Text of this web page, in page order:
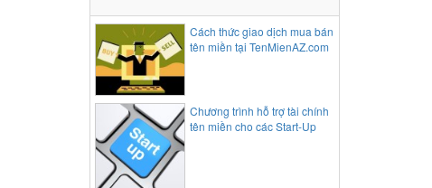
Cách thức giao dịch mua bán
tên miền tại TenMienAZ.com
Chương trình hỗ trợ tài chính
tên miền cho các Start-Up